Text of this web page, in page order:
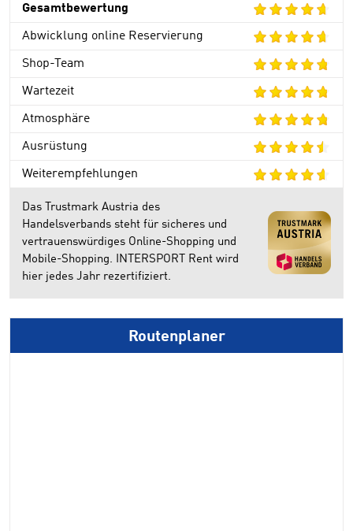
Gesamtbewertung
Abwicklung online Reservierung
Shop-Team
Wartezeit
Atmosphäre
Ausrüstung
Weiterempfehlungen
Das Trustmark Austria des
Handelsverbands steht für sicheres und
vertrauenswürdiges Online-Shopping und
Mobile-Shopping. INTERSPORT Rent wird
hier jedes Jahr rezertifiziert.
Routenplaner